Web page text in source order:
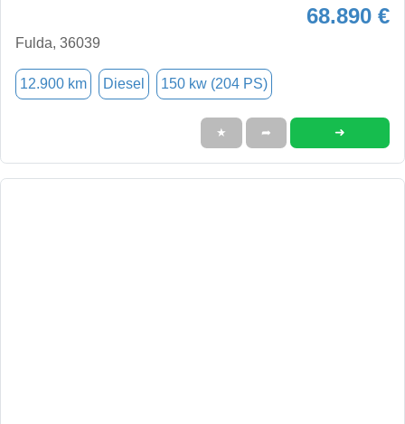
68.890 €
Fulda, 36039
12.900 km Diesel 150 kw (204 PS)
★ ➦ ➜